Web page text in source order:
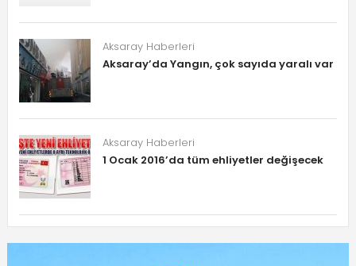
Aksaray Haberleri
Aksaray’da Yangın, çok sayıda yaralı var
Aksaray Haberleri
1 Ocak 2016’da tüm ehliyetler değişecek